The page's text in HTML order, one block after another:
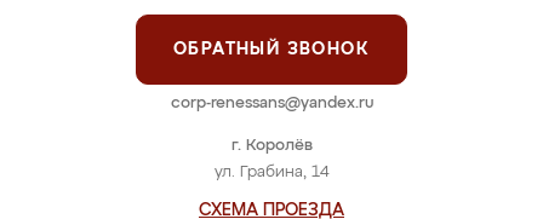
г. Королёв
ул. Грабина, 14
СХЕМА ПРОЕЗДА
ОБРАТНЫЙ ЗВОНОК
corp-renessans@yandex.ru